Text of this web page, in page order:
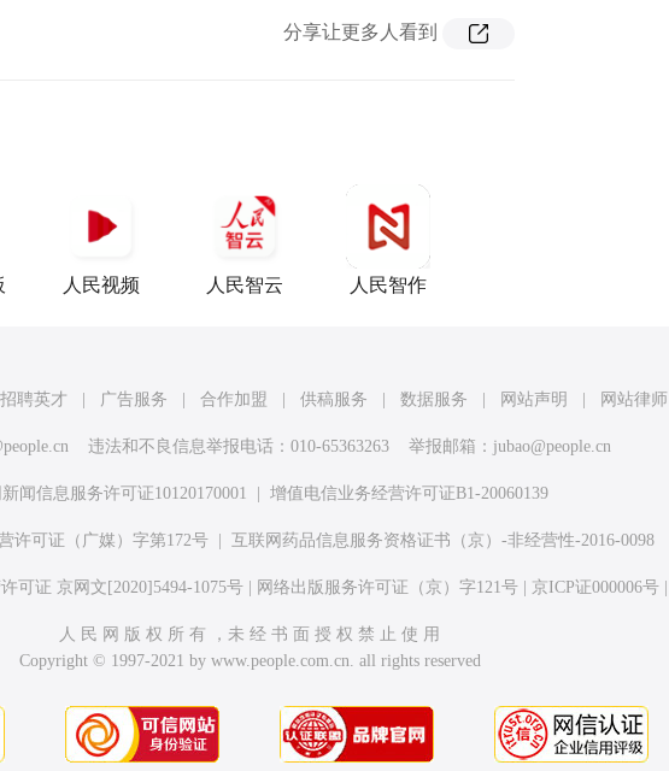
分享让更多人看到
人民视频 人民智云 人民智作
招聘英才 | 广告服务 | 合作加盟 | 供稿服务 | 数据服务 | 网站声明 | 网站律师
违法和不良信息举报电话：010-65363263 举报邮箱： jubao@people.cn
闻信息服务许可证10120170001 | 增值电信业务经营许可证B1-20060139
许可证（广媒）字第172号| 互联网药品信息服务资格证书（京）-非经营性-2016-0098
可证 京网文[2020]5494-1075号| 网络出版服务许可证（京）字121号| 京ICP证000006号|
人 民 网 版 权 所 有 ，未 经 书 面 授 权 禁 止 使 用
Copyright © 1997-2021 by www.people.com.cn. all rights reserved